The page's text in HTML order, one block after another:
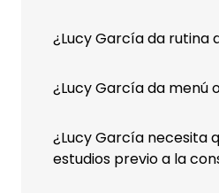
¿Lucy García da rutina
¿Lucy García da menú
¿Lucy García necesita
estudios previo a la